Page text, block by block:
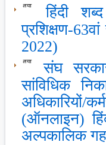
हिंदी
प्रशिक्षण-
2022)
संघ
सांविधिक
अधिकारियों/
(ऑनलाइन)
अल्पकालिक